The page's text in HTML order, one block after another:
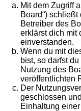
Mit dem Zugriff
Board“)
Betreiber des
erklärst dich mit
einverstanden.
Wenn du mit
bist, so darfst
Nutzung des
veröffentlichten
Der
geschlossen
Einhaltung